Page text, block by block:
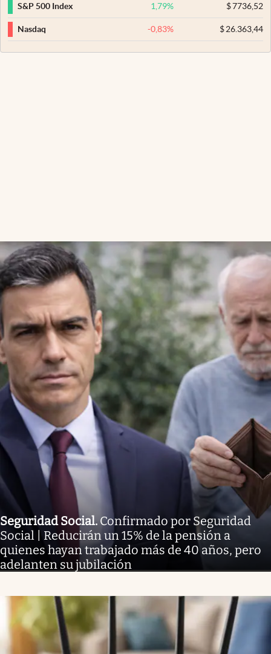
S&P 500 Index 1,79% $7736,52
Nasdaq -0,83% $26.363,44
Seguridad Social.Confirmado por Seguridad
Social | Reducirán un 15% de la pensión a
quienes hayan trabajado más de 40 años, pero
adelanten su jubilación